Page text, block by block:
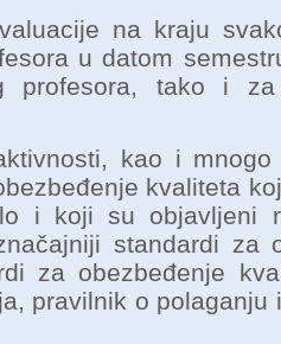
na kraju
u datom
profesora, tako i
kao i
kvaliteta
i koji su objavljeni
standardi za
za obezbeđenje
pravilnik o polaganju